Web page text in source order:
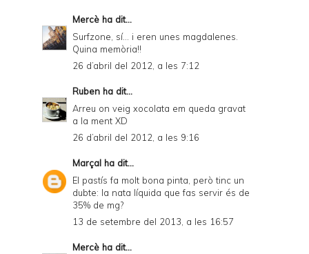
Mercè ha dit...
Surfzone, sí... i eren unes magdalenes.
Quina memòria!!
26 d’abril del 2012, a les 7:12
Ruben ha dit...
Arreu on veig xocolata em queda gravat
a la ment XD
26 d’abril del 2012, a les 9:16
Marçal ha dit...
El pastís fa molt bona pinta, però tinc un
dubte: la nata líquida que fas servir és de
35% de mg?
13 de setembre del 2013, a les 16:57
Mercè ha dit...